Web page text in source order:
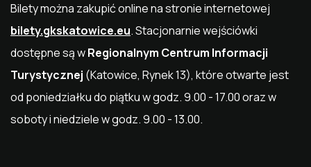
Bilety można zakupić online na stronie internetowej
bilety.gkskatowice.eu. Stacjonarnie wejściówki
dostępne są wRegionalnym Centrum Informacji
Turystycznej (Katowice, Rynek 13), które otwarte jest
od poniedziałku do piątku w godz. 9.00 - 17.00 oraz w
soboty i niedziele w godz. 9.00 - 13.00.